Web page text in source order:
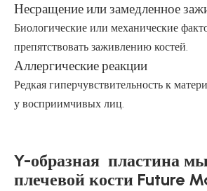
Несращение или замедленное
Биологические или механические
препятствовать заживлению костей.
Аллергические реакции
Редкая гиперчувствительность к
у восприимчивых лиц.
Y-образная пластина
плечевой кости Future